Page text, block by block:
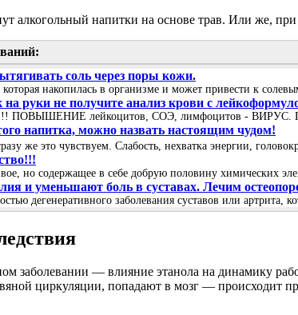
алкогольный напитки на основе трав. Или же,
соль через поры кожи.
накопилась в организме и может привести к
руки не получите анализ крови с
ПОВЫШЕНИЕ лейкоцитов, СОЭ, лимфоцитов - ВИРУС.
напитка, можно назвать настоящим чудом!
же это чувствуем. Слабость, нехватка энергии,
но содержащее в себе добрую половину химических
и уменьшают боль в суставах. Лечим
дегенеративного заболевания суставов или
заболевании — влияние этанола на динамику
циркуляции, попадают в мозг — происходит